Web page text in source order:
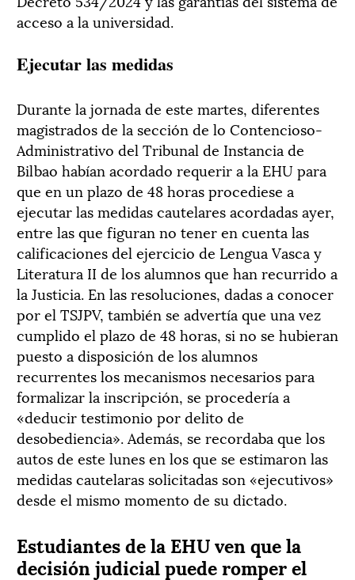
acceso a la universidad.
Ejecutar las medidas
Durante la jornada de este martes, diferentes
magistrados de la sección de lo Contencioso-
Administrativo del Tribunal de Instancia de
Bilbao habían acordado requerir a la EHU para
que en un plazo de 48 horas procediese a
ejecutar las medidas cautelares acordadas ayer,
entre las que figuran no tener en cuenta las
calificaciones del ejercicio de Lengua Vasca y
Literatura II de los alumnos que han recurrido a
la Justicia. En las resoluciones, dadas a conocer
por el TSJPV, también se advertía que una vez
cumplido el plazo de 48 horas, si no se hubieran
puesto a disposición de los alumnos
recurrentes los mecanismos necesarios para
formalizar la inscripción, se procedería a
«deducir testimonio por delito de
desobediencia». Además, se recordaba que los
autos de este lunes en los que se estimaron las
medidas cautelaras solicitadas son «ejecutivos»
desde el mismo momento de su dictado.
Estudiantes de la EHU ven que la
decisión judicial puede romper el